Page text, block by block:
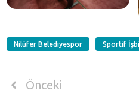
Nilüfer Belediyespor Sportif
Önceki